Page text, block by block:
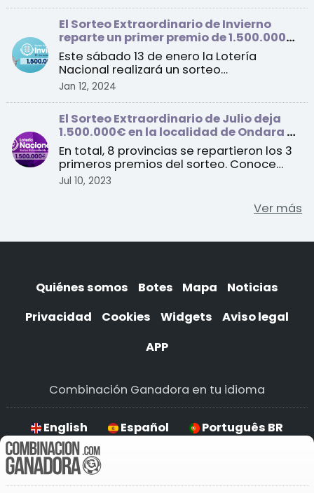
El Sorteo Extraordinario de Invierno
reparte un primer premio de 1.500.000
euros por serie
Este sábado 13 de enero la Lotería
Nacional realizará un sorteo
extraordinario con un total de 1 ...
Jan 12, 2024
El Sorteo Extraordinario de Julio deja
1.500.000€ en la localidad de Ondara en
Alicante
En total, 8 provincias se repartieron los 3
primeros premios del sorteo. Conoce
todos los detall ...
Jul 10, 2023
Ver más
Quiénes somos Botes Mapa
Noticias
Privacidad
Cookies Widgets
Aviso legal
APP
Combinación Ganadora en tu idioma
English Español Português BR